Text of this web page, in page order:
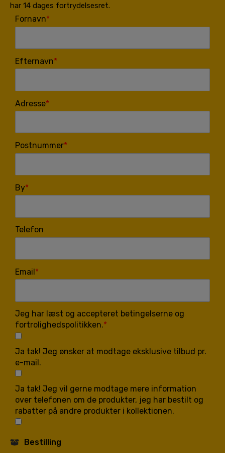
har 14 dages fortrydelsesret.
Fornavn
Efternavn
Adresse
Postnummer
By
Telefon
Email
Jeg har læst og accepteret betingelserne og
fortrolighedspolitikken.
Ja tak! Jeg ønsker at modtage eksklusive tilbud pr.
e-mail.
Ja tak! Jeg vil gerne modtage mere information
over telefonen om de produkter, jeg har bestilt og
rabatter på andre produkter i kollektionen.
Bestilling